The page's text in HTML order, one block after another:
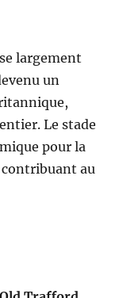
largement
un
Le stade
pour la
au